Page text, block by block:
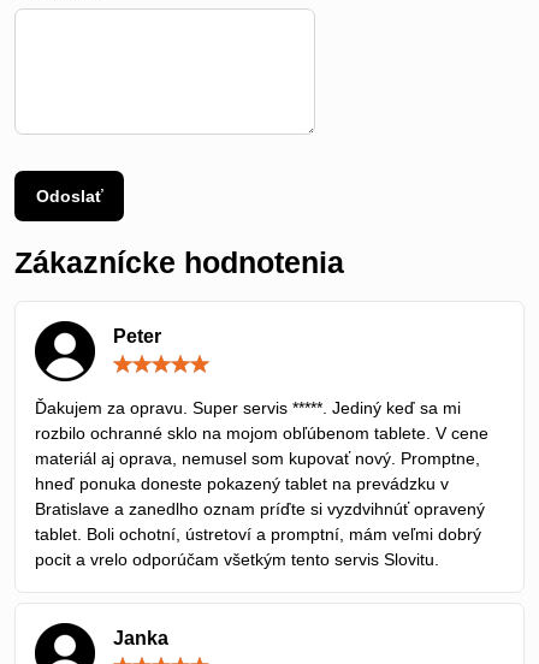
Odoslať
Zákaznícke hodnotenia
Peter
5
Ďakujem za opravu. Super servis *****. Jediný keď sa mi
rozbilo ochranné sklo na mojom obľúbenom tablete. V cene
materiál aj oprava, nemusel som kupovať nový. Promptne,
hneď ponuka doneste pokazený tablet na prevádzku v
Bratislave a zanedlho oznam príďte si vyzdvihnúť opravený
tablet. Boli ochotní, ústretoví a promptní, mám veľmi dobrý
pocit a vrelo odporúčam všetkým tento servis Slovitu.
Janka